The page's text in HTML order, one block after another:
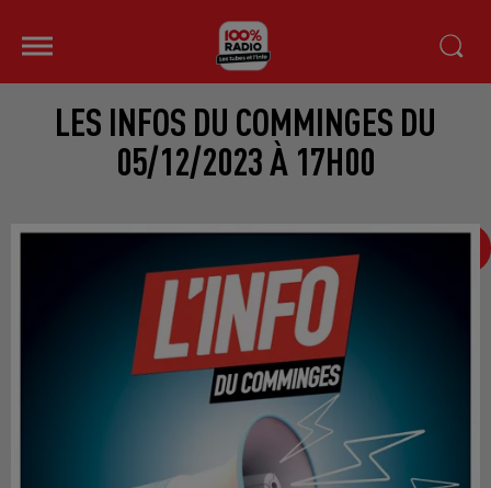
LES INFOS DU COMMINGES DU
05/12/2023 À 17H00